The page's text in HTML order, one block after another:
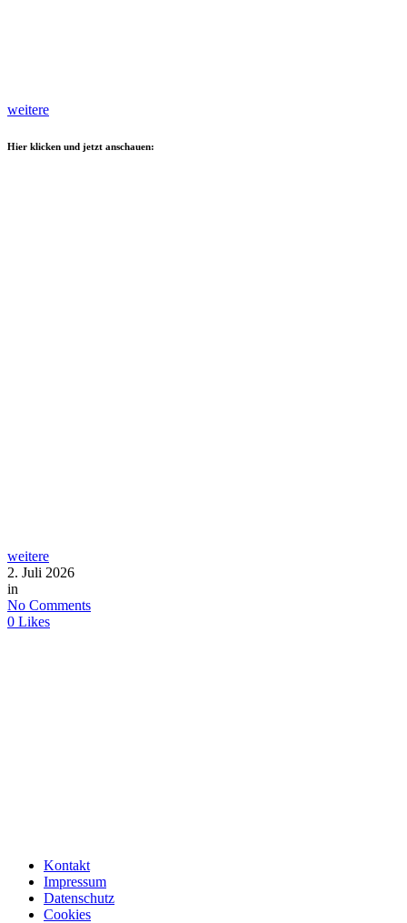
weitere
Hier klicken und jetzt anschauen:
weitere
2. Juli 2026
in
No Comments
0 Likes
Kontakt
Impressum
Datenschutz
Cookies